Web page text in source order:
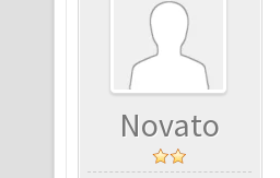
Novato